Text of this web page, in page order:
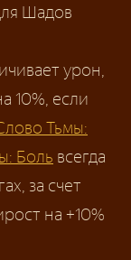
Шадов
урон,
10%, если
Тьмы:
Боль всегда
за счет
на +10%